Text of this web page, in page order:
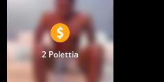
2 Polettia